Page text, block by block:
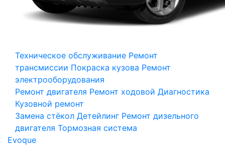
Техническое обслуживание Ремонт
трансмиссии Покраска кузова Ремонт
электрооборудования
Ремонт двигателя Ремонт ходовой Диагностика
Кузовной ремонт
Замена стёкол Детейлинг Ремонт дизельного
двигателя Тормозная система
Evoque